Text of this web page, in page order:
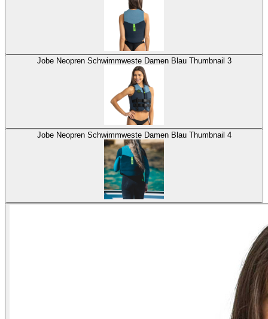
Jobe Neopren Schwimmweste Damen Blau Thumbnail 3
Jobe Neopren Schwimmweste Damen Blau Thumbnail 4